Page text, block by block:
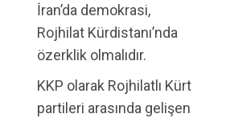
İran’da demokrasi,
Rojhilat Kürdistanı’nda
özerklik olmalıdır.
KKP olarak Rojhilatlı Kürt
partileri arasında gelişen